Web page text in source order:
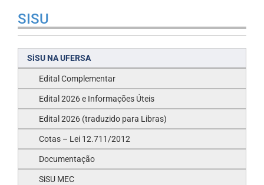
SISU
SiSU NA UFERSA
Edital Complementar
Edital 2026 e Informações Úteis
Edital 2026 (traduzido para Libras)
Cotas – Lei 12.711/2012
Documentação
SiSU MEC